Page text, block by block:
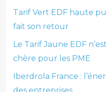
Tarif Vert EDF haute
fait son retour
Le Tarif Jaune EDF
chère pour les PME
Iberdrola France :
des entreprises